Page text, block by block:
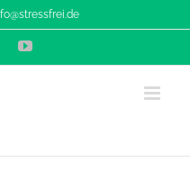
YouTube